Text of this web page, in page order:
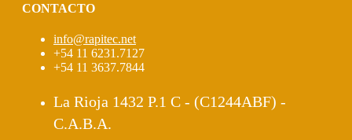
CONTACTO
info@rapitec.net
+54 11 6231.7127
+54 11 3637.7844
La Rioja 1432 P.1 C - (C1244ABF) -
C.A.B.A.